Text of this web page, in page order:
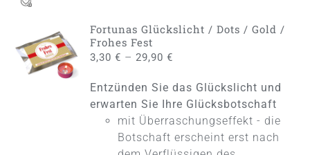
AUSFÜHRUNG
WÄHLEN
DIESES
PRODUKT
MEHRERE
/
DETAILS
Fortunas Glückslicht / Dots / Gold /
Frohes Fest
3,30€ –29,90€
Entzünden Sie das Glückslicht und
erwarten Sie Ihre Glücksbotschaft
mit Überraschungseffekt - die
Botschaft erscheint erst nach